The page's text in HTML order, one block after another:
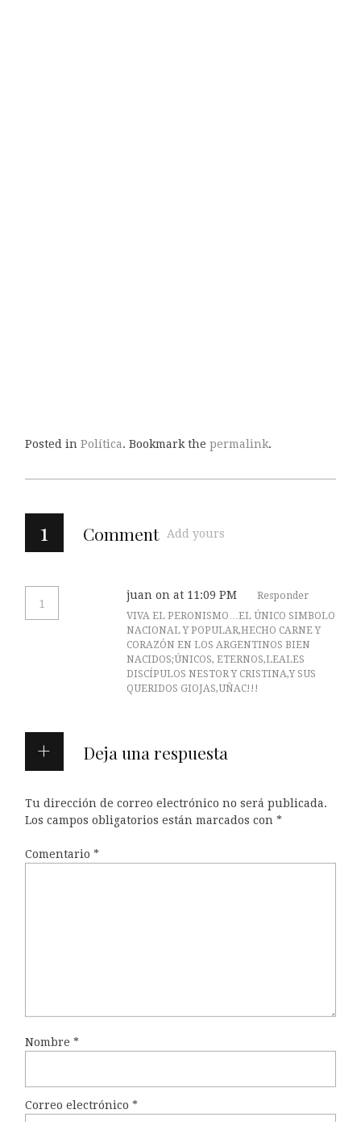
Posted in Política. Bookmark the permalink.
1 Comment Add yours
1
juan on at 11:09 PM
Responder
VIVA EL PERONISMO…EL ÚNICO SIMBOLO
NACIONAL Y POPULAR,HECHO CARNE Y
CORAZÓN EN LOS ARGENTINOS BIEN
NACIDOS;ÚNICOS, ETERNOS,LEALES
DISCÍPULOS NESTOR Y CRISTINA,Y SUS
QUERIDOS GIOJAS,UÑAC!!!
Deja una respuesta
Tu dirección de correo electrónico no será publicada.
Los campos obligatorios están marcados con *
Comentario *
Nombre *
Correo electrónico *